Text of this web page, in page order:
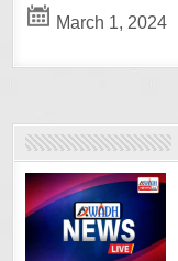
March 1, 2024